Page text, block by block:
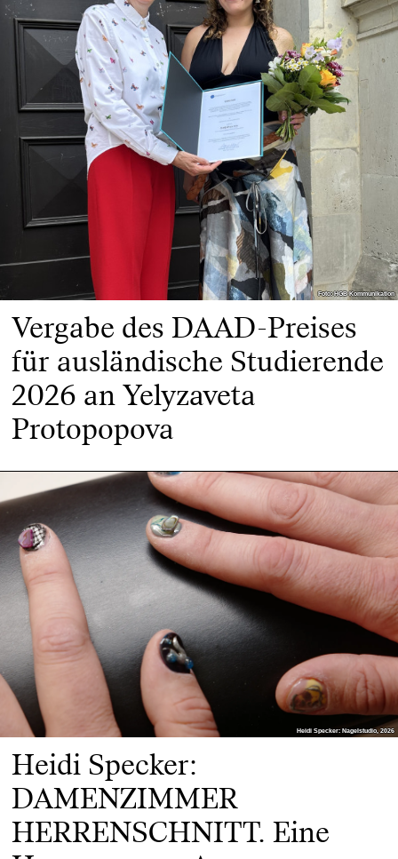
Foto: HGB Kommunikation
Foto: HGB Kommunikation
Vergabe des DAAD-Preises
für ausländische Studierende
2026 an Yelyzaveta
Protopopova
Heidi Specker: Nagelstudio, 2026
Heidi Specker: Nagelstudio, 2026
Heidi Specker:
DAMENZIMMER
HERRENSCHNITT. Eine